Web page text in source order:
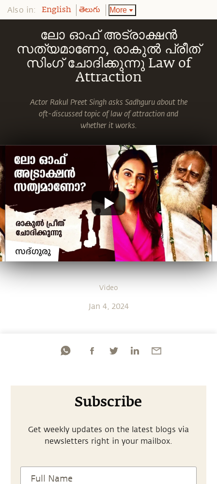
Also in: English తెలుగు More
ലോ ഓഫ് അട്രാക്ഷൻ
സത്യമാണോ, രാകുൽ പ്രീത്
സിംഗ് ചോദിക്കുന്നു Law of
Attraction
Actor Rakul Preet Singh asks Sadhguru about the
oft-discussed topic of law of attraction and
whether it works.
Video
Jan 4, 2024
Subscribe
Get weekly updates on the latest blogs via
newsletters right in your mailbox.